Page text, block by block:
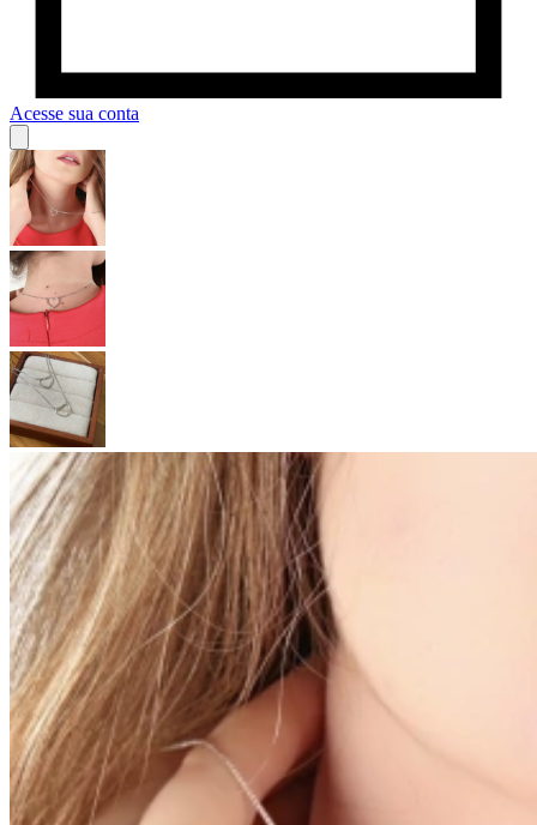
Acesse sua conta